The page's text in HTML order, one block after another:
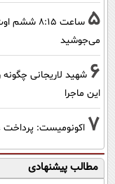
5
ساعت
می‌جوشید
6 شهید لاریجانی چگونه
این ماجرا
7 اکونومیست: پرداخت
مطالب پیشنهادی